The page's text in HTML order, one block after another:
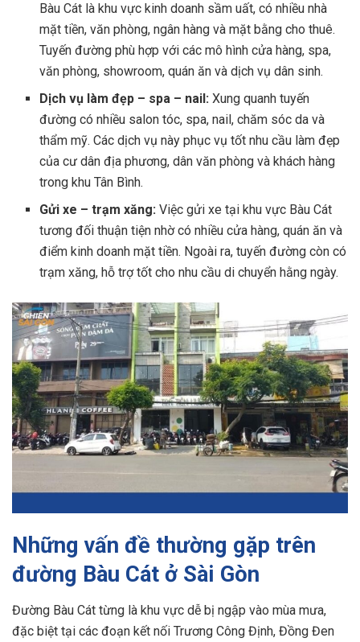
Bàu Cát là khu vực kinh doanh sầm uất, có nhiều nhà
mặt tiền, văn phòng, ngân hàng và mặt bằng cho thuê.
Tuyến đường phù hợp với các mô hình cửa hàng, spa,
văn phòng, showroom, quán ăn và dịch vụ dân sinh.
Dịch vụ làm đẹp – spa – nail:Xung quanh tuyến
đường có nhiều salon tóc, spa, nail, chăm sóc da và
thẩm mỹ. Các dịch vụ này phục vụ tốt nhu cầu làm đẹp
của cư dân địa phương, dân văn phòng và khách hàng
trong khu Tân Bình.
Gửi xe – trạm xăng:Việc gửi xe tại khu vực Bàu Cát
tương đối thuận tiện nhờ có nhiều cửa hàng, quán ăn và
điểm kinh doanh mặt tiền. Ngoài ra, tuyến đường còn có
trạm xăng, hỗ trợ tốt cho nhu cầu di chuyển hằng ngày.
Những vấn đề thường gặp trên
đường Bàu Cát ở Sài Gòn
Đường Bàu Cát từng là khu vực dễ bị ngập vào mùa mưa,
đặc biệt tại các đoạn kết nối Trương Công Định, Đồng Đen